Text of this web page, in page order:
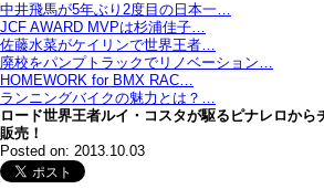
中井飛馬が5年ぶり2度目の日本一…
JCF AWARD MVPは杉浦佳子…
佐藤水菜がケイリンで世界王者…
廃校をパンプトラックでリノベーション…
HOMEWORK for BMX RAC…
ランニングバイクの魅力とは？…
ロード世界王者ルイ・コスタが駆るピナレロから
販売！
Posted on: 2013.10.03